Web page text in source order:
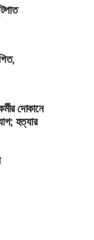
দোকানে
হত্যার